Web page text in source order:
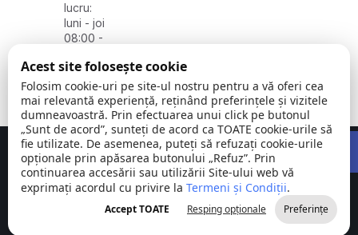
lucru:
luni - joi
08:00 -
vineri
08:00 -
14:00
Comuna
Stejaru |
județul Tulcea
©
2026
Toate
drepturile
rezervate
Concept realizat deBig Media Relații Publice SRL
Acest site folosește cookie
Folosim cookie-uri pe site-ul nostru pentru a vă oferi cea
mai relevantă experiență, reținând preferințele și vizitele
dumneavoastră. Prin efectuarea unui click pe butonul
„Sunt de acord”, sunteți de acord ca TOATE cookie-urile să
fie utilizate. De asemenea, puteți să refuzați cookie-urile
opționale prin apăsarea butonului „Refuz”. Prin
continuarea accesării sau utilizării Site-ului web vă
exprimați acordul cu privire la Termeni și Condiții.
Accept TOATE Resping opționale Preferințe